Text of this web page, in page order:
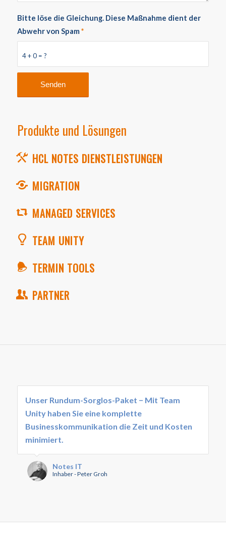
4 + 0 = ?
Bitte löse die Gleichung. Diese Maßnahme dient der
Abwehr von Spam*
Produkte und Lösungen
HCL NOTES DIENSTLEISTUNGEN
MIGRATION
MANAGED SERVICES
TEAM UNITY
TERMIN TOOLS
PARTNER
Unser Rundum-Sorglos-Paket − Mit Team
Unity haben Sie eine komplette
Businesskommunikation die Zeit und Kosten
minimiert.
Notes IT
Inhaber - Peter Groh